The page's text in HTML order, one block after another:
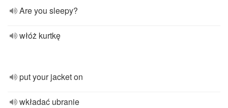
Are you sleepy?
włóż kurtkę
put your jacket on
wkładać ubranie